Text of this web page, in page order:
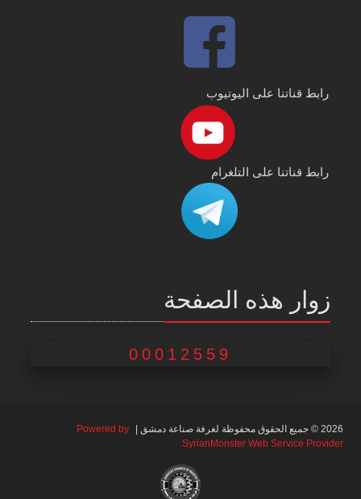
رابط قناتنا على اليوتيوب
رابط قناتنا على التلغرام
زوار هذه الصفحة
00012559
2026 © جميع الحقوق محفوظة لغرفة صناعة دمشق |
Powered by
SyrianMonster Web Service Provider